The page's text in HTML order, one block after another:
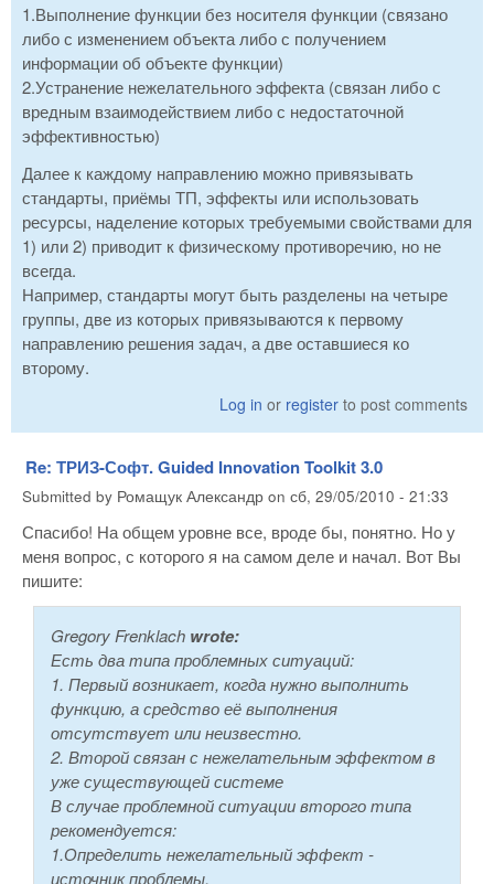
1.Выполнение функции без носителя функции (связано
либо с изменением объекта либо с получением
информации об объекте функции)
2.Устранение нежелательного эффекта (связан либо с
вредным взаимодействием либо с недостаточной
эффективностью)
Далее к каждому направлению можно привязывать
стандарты, приёмы ТП, эффекты или использовать
ресурсы, наделение которых требуемыми свойствами для
1) или 2) приводит к физическому противоречию, но не
всегда.
Например, стандарты могут быть разделены на четыре
группы, две из которых привязываются к первому
направлению решения задач, а две оставшиеся ко
второму.
Log in or register to post comments
Re: ТРИЗ-Софт. Guided Innovation Toolkit 3.0
Submitted by Ромащук Александр on сб, 29/05/2010 - 21:33
Спасибо! На общем уровне все, вроде бы, понятно. Но у
меня вопрос, с которого я на самом деле и начал. Вот Вы
пишите:
Gregory Frenklach wrote:
Есть два типа проблемных ситуаций:
1. Первый возникает, когда нужно выполнить
функцию, а средство её выполнения
отсутствует или неизвестно.
2. Второй связан с нежелательным эффектом в
уже существующей системе
В случае проблемной ситуации второго типа
рекомендуется:
1.Определить нежелательный эффект -
источник проблемы.